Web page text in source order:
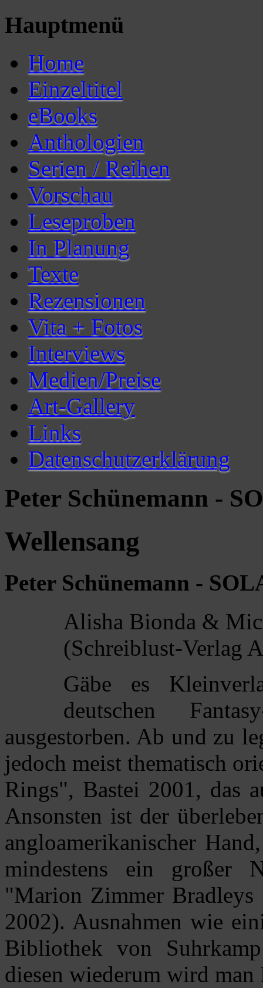
Hauptmenü
Home
Einzeltitel
eBooks
Anthologien
Serien / Reihen
Vorschau
Leseproben
In Planung
Texte
Rezensionen
Vita + Fotos
Interviews
Medien/Preise
Art-Gallery
Links
Datenschutzerklärung
Peter Schünemann -
Wellensang
Peter Schünemann -
Alisha Bionda &
(Schreiblust-Verlag
Gäbe es
deutschen
ausgestorben. Ab und zu
jedoch meist thematisch
Rings", Bastei 2001, das
Ansonsten ist der
angloamerikanischer
mindestens ein großer
"Marion Zimmer Bradleys
2002). Ausnahmen wie
Bibliothek von
diesen wiederum wird man